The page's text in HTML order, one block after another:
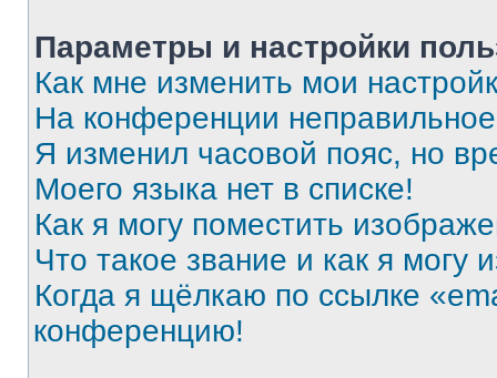
Параметры и настройки
Как мне изменить мои
На конференции
Я изменил часовой пояс, но
Моего языка нет в списке!
Как я могу поместить
Что такое звание и как я могу
Когда я щёлкаю по ссылке
конференцию!